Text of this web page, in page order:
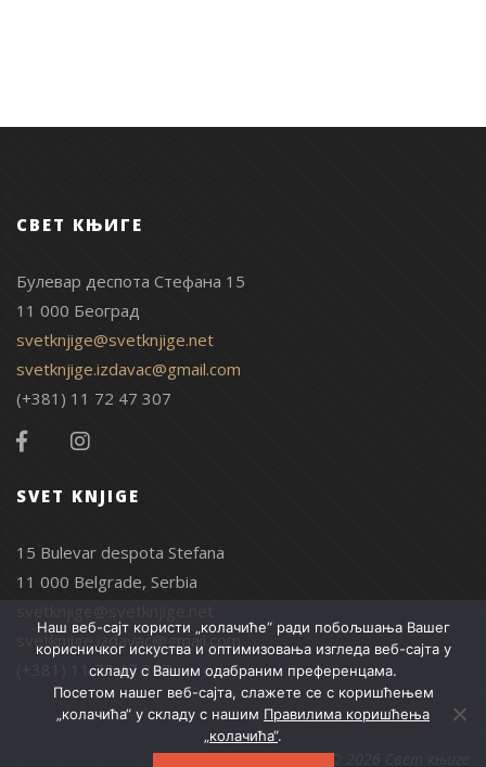
СВЕТ КЊИГЕ
Булевар деспота Стефана 15
11 000 Београд
svetknjige@svetknjige.net
svetknjige.izdavac@gmail.com
(+381) 11 72 47 307
SVET KNJIGE
15 Bulevar despota Stefana
11 000 Belgrade, Serbia
svetknjige.izdavac@gmail.com
(+381) 11 72 47 307
© 2026 Свет књиге
Наш веб-сајт користи „колачиће“ ради побољшања Вашег
корисничког искуства и оптимизовања изгледа веб-сајта у
складу с Вашим одабраним преференцама.
Посетом нашег веб-сајта, слажете се с коришћењем
„колачића“ у складу с нашим Правилима коришћења
„колачића“.